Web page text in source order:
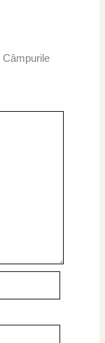
Câmpurile